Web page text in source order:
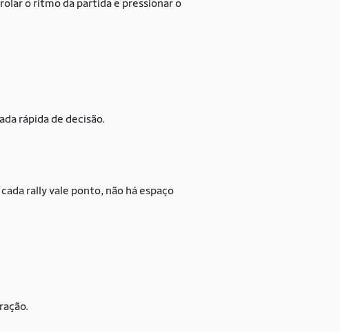
o ritmo da partida e pressionar o
rápida de decisão.
rally vale ponto, não há espaço